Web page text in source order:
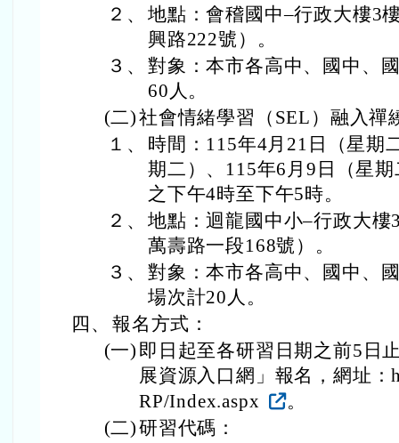
２、 地點：會稽國中–行政大樓3
興路222號）。
３、 對象：本市各高中、國中、
60人。
(二)社會情緒學習（SEL）融入禪
１、
時間：115年4月21日（星期
期二）、115年6月9日（星
之下午4時至下午5時。
２、 地點：迴龍國中小–行政大
萬壽路一段168號）。
３、 對象：本市各高中、國中、
場次計20人。
四、 報名方式：
(一) 即日起至各研習日期之前5日
展資源入口網」報名，網址
RP/Index.aspx
。
(二)研習代碼：